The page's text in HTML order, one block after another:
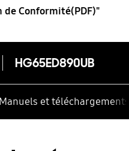
de Conformité(PDF)"
HG65ED890UB
Manuels et téléchargements